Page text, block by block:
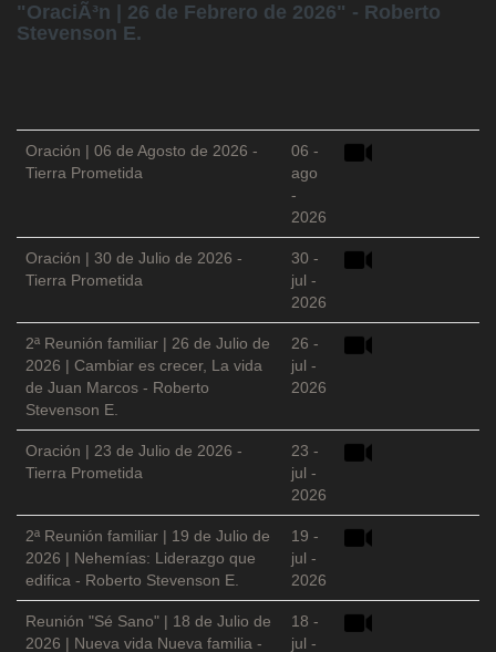
"OraciÃ³n | 26 de Febrero de 2026" - Roberto
Stevenson E.
Oración | 06 de Agosto de 2026 -
Tierra Prometida
06 -
ago
-
2026
Oración | 30 de Julio de 2026 -
Tierra Prometida
30 -
jul -
2026
2ª Reunión familiar | 26 de Julio de
2026 | Cambiar es crecer, La vida
de Juan Marcos - Roberto
Stevenson E.
26 -
jul -
2026
Oración | 23 de Julio de 2026 -
Tierra Prometida
23 -
jul -
2026
2ª Reunión familiar | 19 de Julio de
2026 | Nehemías: Liderazgo que
edifica - Roberto Stevenson E.
19 -
jul -
2026
Reunión "Sé Sano" | 18 de Julio de
2026 | Nueva vida Nueva familia -
18 -
jul -